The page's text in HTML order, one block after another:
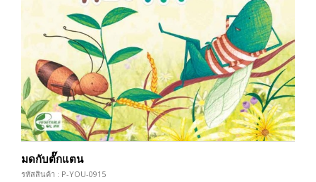
มดกับตั๊กแตน
รหัสสินค้า : P-YOU-0915